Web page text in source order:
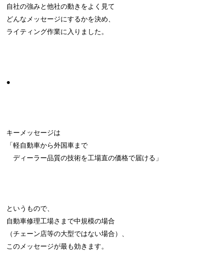
自社の強みと他社の動きをよく見て
どんなメッセージにするかを決め、
ライティング作業に入りました。
●
キーメッセージは
「軽自動車から外国車まで
ディーラー品質の技術を工場直の価格で届ける」
というもので、
自動車修理工場さまで中規模の場合
（チェーン店等の大型ではない場合）、
このメッセージが最も効きます。